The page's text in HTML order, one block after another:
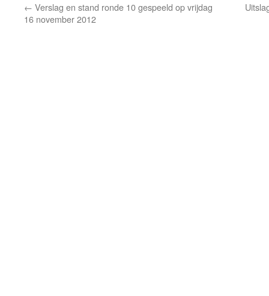
← Verslag en stand ronde 10 gespeeld op vrijdag
16 november 2012